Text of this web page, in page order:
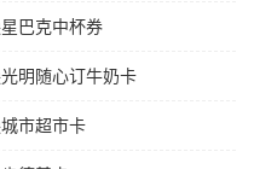
巴克中杯券
明随心订牛奶卡
市超市卡